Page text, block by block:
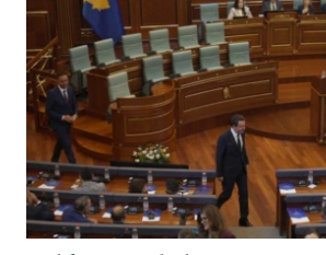
MOJA EVROPA
TRI DECENIJE OD RATA U BIH
SVE KARTE DEJTONA
NASTANAK I RASPAD JUGOSLAVIJE